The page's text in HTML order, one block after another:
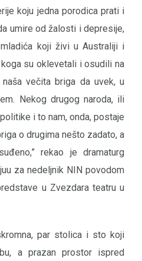
koju jedna porodica prati i
umire od žalosti i depresije,
koji živi u Australiji i
su oklevetali i osudili na
večita briga da uvek, u
Nekog drugog naroda, ili
i to nam, onda, postaje
o drugima nešto zadato, a
rekao je dramaturg
za nedeljnik NIN povodom
u Zvezdara teatru u
par stolica i sto koji
a prazan prostor ispred